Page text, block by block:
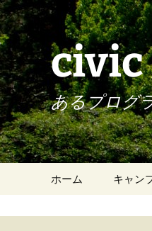
あるプログ
ホーム キャン